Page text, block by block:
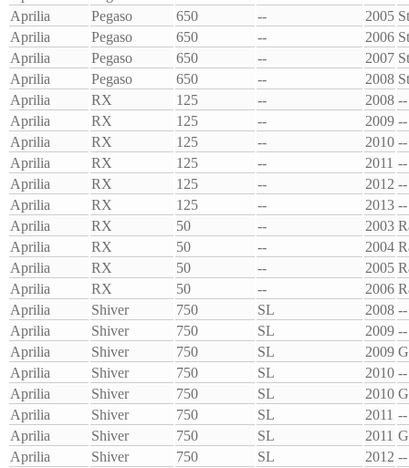
Aprilia
Pegaso 650 -- 2005
Aprilia
Pegaso 650 -- 2006
Aprilia
Pegaso 650 -- 2007
Aprilia
Pegaso 650 -- 2008
Aprilia
RX 125 -- 2008 --
Aprilia
RX 125 -- 2009 --
Aprilia
RX 125 -- 2010 --
Aprilia
RX 125 -- 2011 --
Aprilia
RX 125 -- 2012 --
Aprilia
RX 125 -- 2013 --
Aprilia
RX 50 -- 2003
Aprilia
RX 50 -- 2004
Aprilia
RX 50 -- 2005
Aprilia
RX 50 -- 2006
Aprilia
Shiver 750 SL 2008 --
Aprilia
Shiver 750 SL 2009 --
Aprilia
Shiver 750 SL 2009
Aprilia
Shiver 750 SL 2010 --
Aprilia
Shiver 750 SL 2010
Aprilia
Shiver 750 SL 2011 --
Aprilia
Shiver 750 SL 2011
Aprilia
Shiver 750 SL 2012 --